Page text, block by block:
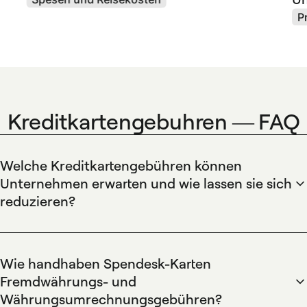
Kreditkartengebuhren — FAQ
Welche Kreditkartengebühren können
Unternehmen erwarten und wie lassen sie sich
reduzieren?
zu identifizieren und zu reduzieren, indem Ausgaben auf
werden. Virtuelle und physische Karten, Echtzeit-Kontrollen
und konsolidierte Abrechnung reduzieren versteckte
Wie handhaben Spendesk-Karten
Fremdwährungs- und
Währungsumrechnungsgebühren?